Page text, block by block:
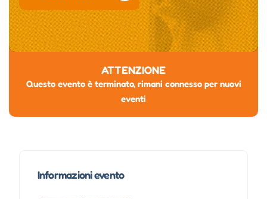
ATTENZIONE
Questo evento è terminato, rimani connesso per nuovi
eventi
Informazioni evento